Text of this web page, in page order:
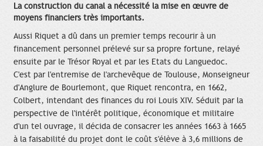
La construction du canal a nécessité la mise en œuvre de
moyens financiers très importants.
Aussi Riquet a dû dans un premier temps recourir à un
financement personnel prélevé sur sa propre fortune, relayé
ensuite par le Trésor Royal et par les Etats du Languedoc.
C'est par l'entremise de l'archevêque de Toulouse, Monseigneur
d'Anglure de Bourlemont, que Riquet rencontra, en 1662,
Colbert, intendant des finances du roi Louis XIV. Séduit par la
perspective de l'intérêt politique, économique et militaire
d'un tel ouvrage, il décida de consacrer les années 1663 à 1665
à la faisabilité du projet dont le coût s'élève à 3,6 millions de